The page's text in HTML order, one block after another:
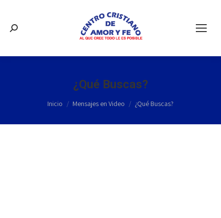
Buscar:
¿Qué Buscas?
Estás aquí:
Inicio Mensajes en Video ¿Qué Buscas?